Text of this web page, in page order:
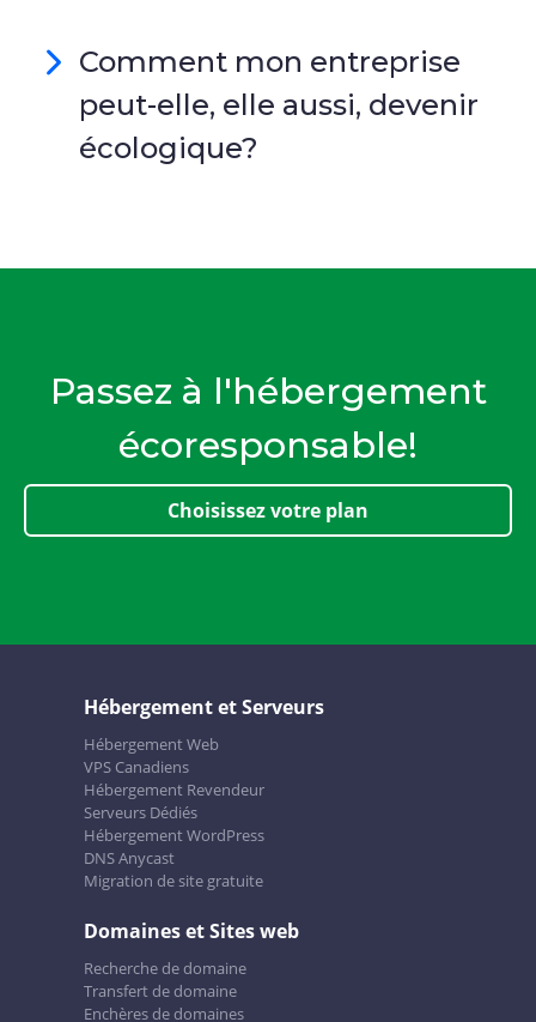
Comment mon entreprise
peut-elle, elle aussi, devenir
écologique?
Passez à l'hébergement
écoresponsable!
Choisissez votre plan
Hébergement et Serveurs
Hébergement Web
VPS Canadiens
Hébergement Revendeur
Serveurs Dédiés
Hébergement WordPress
DNS Anycast
Migration de site gratuite
Domaines et Sites web
Recherche de domaine
Transfert de domaine
Enchères de domaines